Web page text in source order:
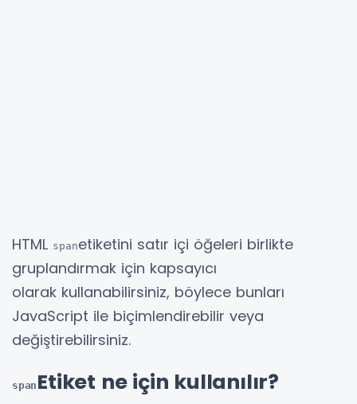
HTML spanetiketini satır içi öğeleri birlikte
gruplandırmak için kapsayıcı
olarak kullanabilirsiniz, böylece bunları
JavaScript ile biçimlendirebilir veya
değiştirebilirsiniz.
span Etiket ne için kullanılır?